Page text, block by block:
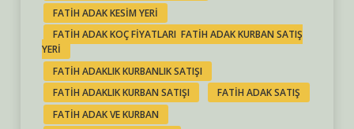
FATIH ADAK KESIM YERI
FATIH ADAK KOÇ FIYATLARI FATIH ADAK KURBAN SATIŞ
YERI
FATIH ADAKLIK KURBANLIK SATIŞI
FATIH ADAKLIK KURBAN SATIŞI
FATIH ADAK SATIŞ
FATIH ADAK VE KURBAN